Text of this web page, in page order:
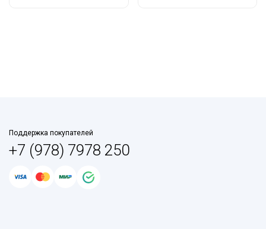
Поддержка покупателей
+7 (978) 7978 250